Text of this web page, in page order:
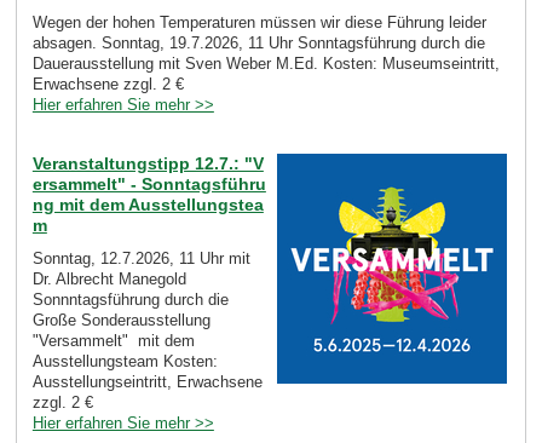
Wegen der hohen Temperaturen müssen wir diese Führung leider
absagen. Sonntag, 19.7.2026, 11 Uhr Sonntagsführung durch die
Dauerausstellung mit Sven Weber M.Ed. Kosten: Museumseintritt,
Erwachsene zzgl. 2 €
Hier erfahren Sie mehr >>
Veranstaltungstipp 12.7.: "V
ersammelt" - Sonntagsführu
ng mit dem Ausstellungstea
m
Sonntag, 12.7.2026, 11 Uhr mit
Dr. Albrecht Manegold
Sonnntagsführung durch die
Große Sonderausstellung
"Versammelt" mit dem
Ausstellungsteam Kosten:
Ausstellungseintritt, Erwachsene
zzgl. 2 €
Hier erfahren Sie mehr >>